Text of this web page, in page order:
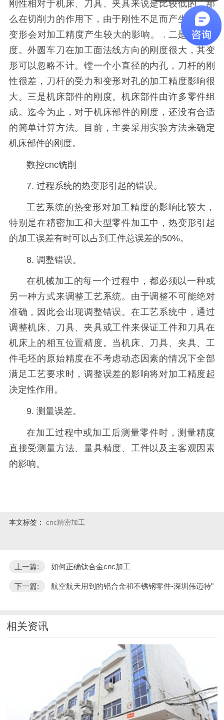
刚性相对于机床、刀具、夹具来说是比较低的，那
么在切削力的作用下，由于刚性不足而产生的工件
变形会对加工精度产生较大的影响。 . 二是刀具刚
度。外圆车刀在加工面法线方向的刚度很大，其变
形可以忽略不计。镗一个小直径的内孔，刀杆的刚
性很差，刀杆的受力和变形对孔的加工精度影响很
大。三是机床部件的刚度。机床部件由许多零件组
成。迄今为止，对于机床部件的刚度，还没有合适
的简单计算方法。目前，主要采用实验方法来确定
机床部件的刚度。
数控cnc铣削
7. 过程系统的热变形引起的错误。
工艺系统的热变形对加工精度的影响比较大，
特别是在精密加工和大型零件加工中，热变形引起
的加工误差有时可以占到工件总误差的50%。
8. 调整错误。
在机械加工的每一个过程中，都必须以一种或
另一种方式来调整工艺系统。由于调整不可能绝对
准确，因此会出现调整错误。在工艺系统中，通过
调整机床、刀具、夹具或工件来保证工件和刀具在
机床上的相互位置精度。当机床、刀具、夹具、工
件毛坯的原始精度在不考虑动态因素的情况下全部
满足工艺要求时，调整误差的影响将对加工精度起
决定性作用。
9. 测量误差。
在加工过程中或加工后测量零件时，测量精度
直接受测量方法、量具精度、工件以及主客观因素
的影响。
本文标签： cnc精密加工
上一篇: 如何正确钛合金cnc加工
下一篇: 航空航天用到的铝合金和不锈钢零件-深圳伟迈特"
相关资讯